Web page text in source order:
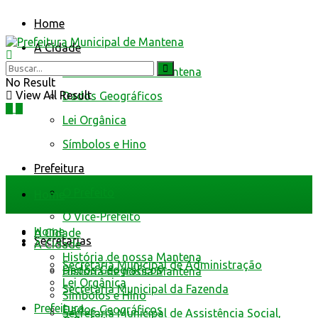
Home
A Cidade
História de nossa Mantena
Dados Geográficos
Lei Orgânica
Símbolos e Hino
Prefeitura
O Vice-Prefeito
Secretarias
Secretaria Municipal de Administração
Secretaria Municipal da Fazenda
Secretaria Municipal de Assistência Social,
No Result
View All Result
Home
A Cidade
História de nossa Mantena
Dados Geográficos
Home
A Cidade
História de nossa Mantena
Dados Geográficos
Lei Orgânica
Símbolos e Hino
Prefeitura